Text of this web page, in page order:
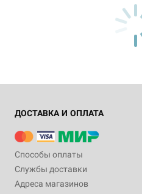
ДОСТАВКА И ОПЛАТА
Способы оплаты
Службы доставки
Адреса магазинов